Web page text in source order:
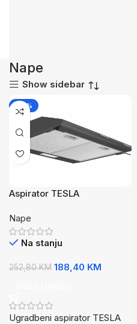
Nape
Show sidebar
-25%
Aspirator TESLA
350m3/h/crna; 64dB;
Nape
Na stanju
252,80KM 188,40 KM
Ugradbeni aspirator TESLA